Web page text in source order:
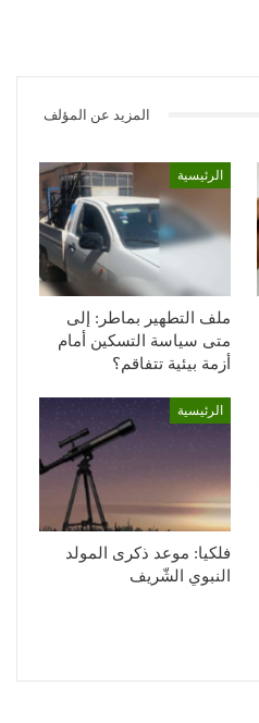
المزيد عن المؤلف
الرئيسية
ملف التطهير بماطر: إلى
متى سياسة التسكين أمام
أزمة بيئية تتفاقم؟
الرئيسية
فلكيا: موعد ذكرى المولد
النبوي الشّريف